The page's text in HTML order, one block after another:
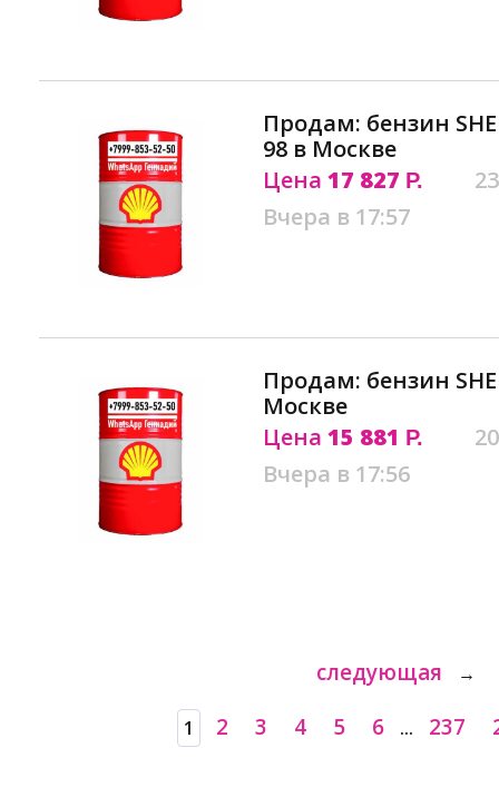
Продам: бензин
98 в Москве
Цена 17 827 Р.
Вчера в 17:57
Продам: бензин
Москве
Цена 15 881 Р.
Вчера в 17:56
следующая →
1 2 3 4 5 6 ... 237